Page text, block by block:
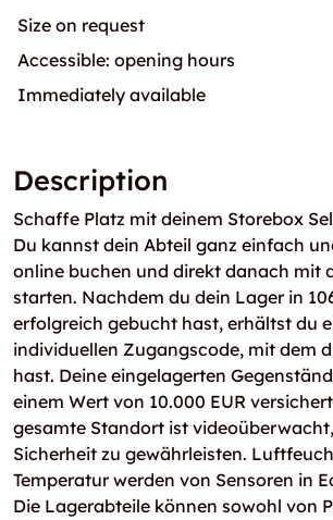
Size on request
Accessible: opening hours
Immediately available
Description
Schaffe Platz mit deinem Storebox
Du kannst dein Abteil ganz einfach
online buchen und direkt danach mit
starten. Nachdem du dein Lager in
erfolgreich gebucht hast, erhältst du
individuellen Zugangscode, mit dem
hast. Deine eingelagerten
einem Wert von 10.000 EUR
gesamte Standort ist
Sicherheit zu gewährleisten.
Temperatur werden von Sensoren in
Die Lagerabteile können sowohl von